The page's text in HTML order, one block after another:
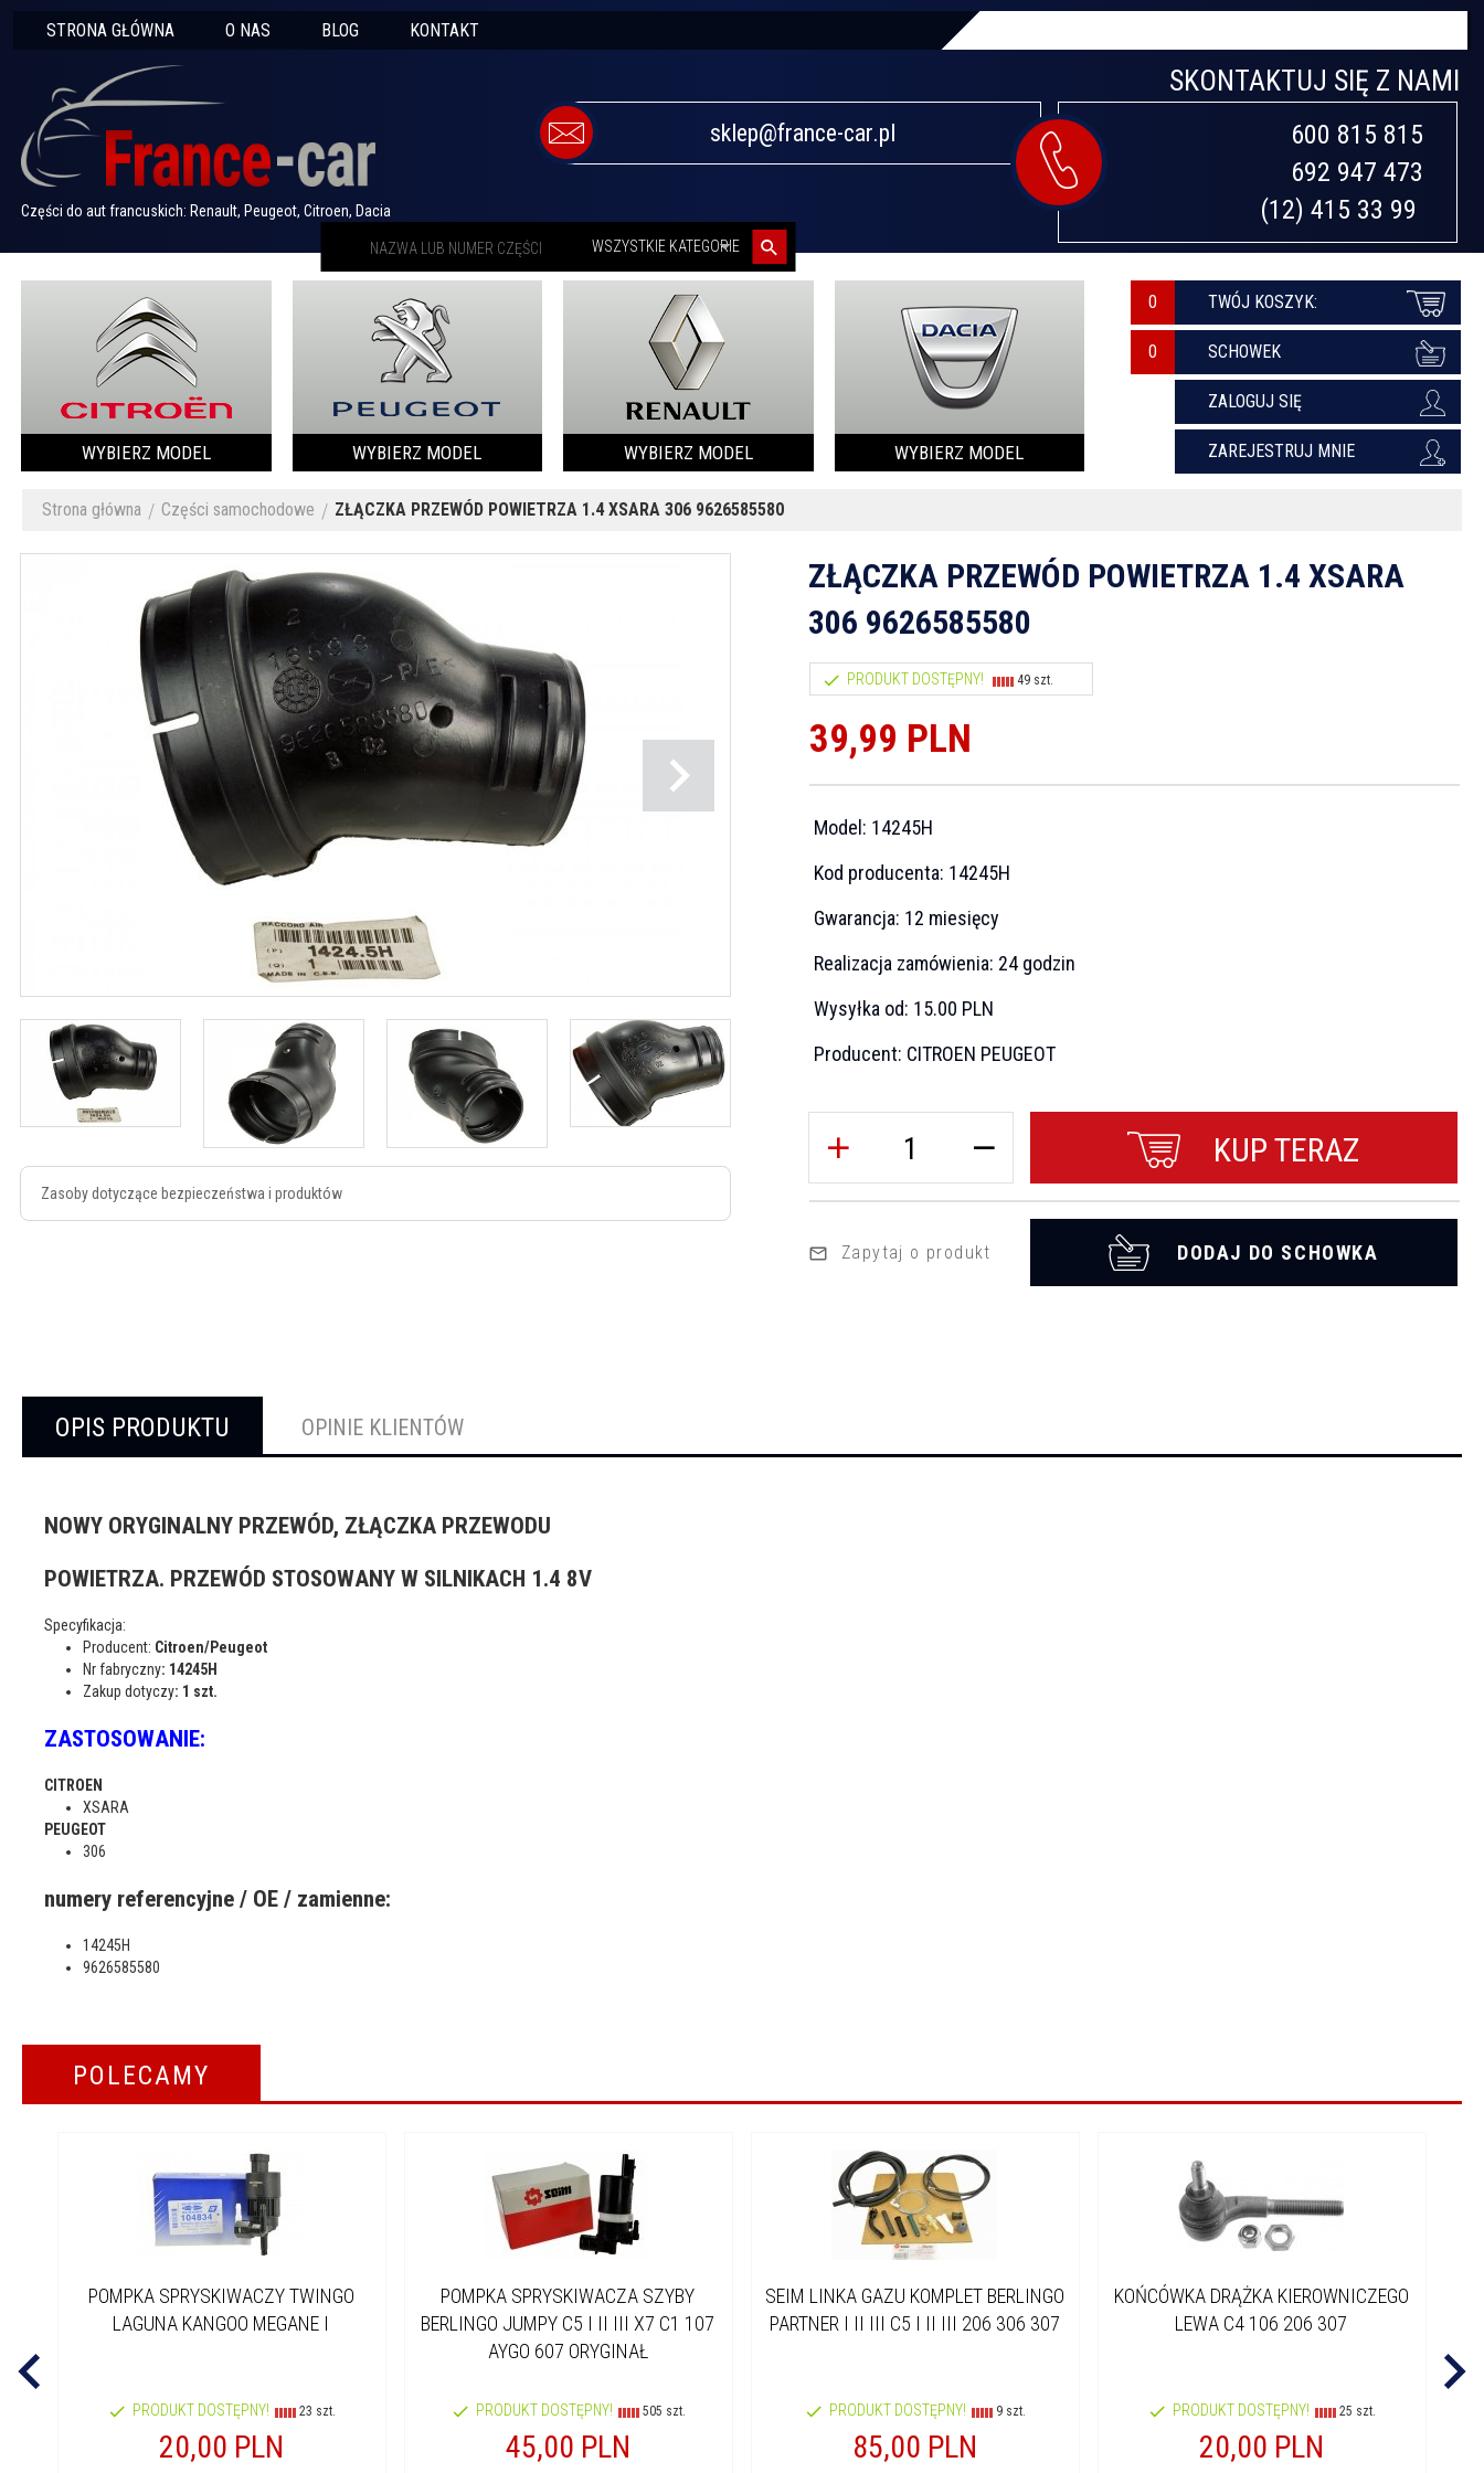
STRONA GŁÓWNA O NAS BLOG KONTAKT
Części do aut francuskich: Renault, Peugeot, Citroen, Dacia
SKONTAKTUJ SIĘ Z NAMI
sklep@france-car.pl
600 815 815
692 947 473
(12) 415 33 99
WSZYSTKIE KATEGORIE
WYBIERZ MODEL WYBIERZ MODEL WYBIERZ MODEL WYBIERZ MODEL
0 TWÓJ KOSZYK:
SCHOWEK
ZALOGUJ SIĘ
ZAREJESTRUJ MNIE
Strona główna Części samochodowe ZŁĄCZKA PRZEWÓD POWIETRZA 1.4 XSARA 306 9626585580
Zasoby dotyczące bezpieczeństwa i produktów
ZŁĄCZKA PRZEWÓD POWIETRZA 1.4 XSARA
306 9626585580
PRODUKT DOSTĘPNY! 49 szt.
39,99 PLN
Model: 14245H
Kod producenta: 14245H
Gwarancja: 12 miesięcy
Realizacja zamówienia: 24 godzin
Wysyłka od: 15.00 PLN
Producent: CITROEN PEUGEOT
KUP TERAZ
Zapytaj o produkt DODAJ DO SCHOWKA
OPIS PRODUKTU OPINIE KLIENTÓW
NOWY ORYGINALNY PRZEWÓD, ZŁĄCZKA PRZEWODU
POWIETRZA. PRZEWÓD STOSOWANY W SILNIKACH 1.4 8V
Specyfikacja:
Producent: Citroen/Peugeot
Nr fabryczny: 14245H
Zakup dotyczy: 1 szt.
ZASTOSOWANIE:
CITROEN
XSARA
PEUGEOT
306
numery referencyjne / OE / zamienne:
14245H
9626585580
POLECAMY
POMPKA SPRYSKIWACZY TWINGO
LAGUNA KANGOO MEGANE I
PRODUKT DOSTĘPNY! 23 szt.
20,00 PLN
POMPKA SPRYSKIWACZA SZYBY
BERLINGO JUMPY C5 I II III X7 C1 107
AYGO 607 ORYGINAŁ
PRODUKT DOSTĘPNY! 505 szt.
45,00 PLN
SEIM LINKA GAZU KOMPLET BERLINGO
PARTNER I II III C5 I II III 206 306 307
PRODUKT DOSTĘPNY! 9 szt.
85,00 PLN
KOŃCÓWKA DRĄŻKA KIEROWNICZEGO
LEWA C4 106 206 307
PRODUKT DOSTĘPNY! 25 szt.
20,00 PLN